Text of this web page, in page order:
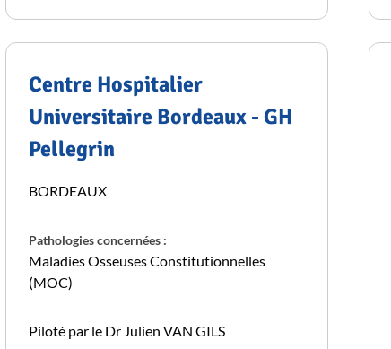
Centre Hospitalier
Universitaire Bordeaux - GH
Pellegrin
BORDEAUX
Pathologies concernées :
Maladies Osseuses Constitutionnelles
(MOC)
Piloté par le Dr Julien VAN GILS